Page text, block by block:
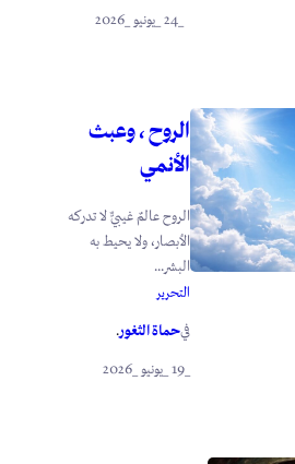
الروح ، وعبث
الأنمي
الروح عالمٌ غيبيٌّ لا تدركه
الأبصار، ولا يحيط به
البشر...
التحرير
فيحماة الثغور.